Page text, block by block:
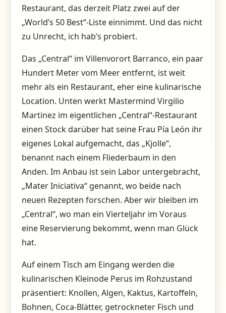
Restaurant, das derzeit Platz zwei auf der
„World’s 50 Best“-Liste einnimmt. Und das nicht
zu Unrecht, ich hab’s probiert.
Das „Central“ im Villenvorort Barranco, ein paar
Hundert Meter vom Meer entfernt, ist weit
mehr als ein Restaurant, eher eine kulinarische
Location. Unten werkt Mastermind Virgilio
Martinez im eigentlichen „Central“-Restaurant
einen Stock darüber hat seine Frau Pía León ihr
eigenes Lokal aufgemacht, das „Kjolle“,
benannt nach einem Fliederbaum in den
Anden. Im Anbau ist sein Labor untergebracht,
„Mater Iniciativa“ genannt, wo beide nach
neuen Rezepten forschen. Aber wir bleiben im
„Central“, wo man ein Vierteljahr im Voraus
eine Reservierung bekommt, wenn man Glück
hat.
Auf einem Tisch am Eingang werden die
kulinarischen Kleinode Perus im Rohzustand
präsentiert: Knollen, Algen, Kaktus, Kartoffeln,
Bohnen, Coca-Blätter, getrockneter Fisch und